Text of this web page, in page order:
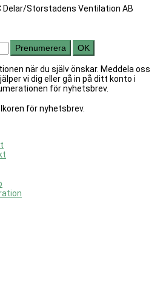
Prenumerera OK
när du själv önskar. Meddela oss
vi dig eller gå in på ditt konto i
för nyhetsbrev.
för nyhetsbrev.